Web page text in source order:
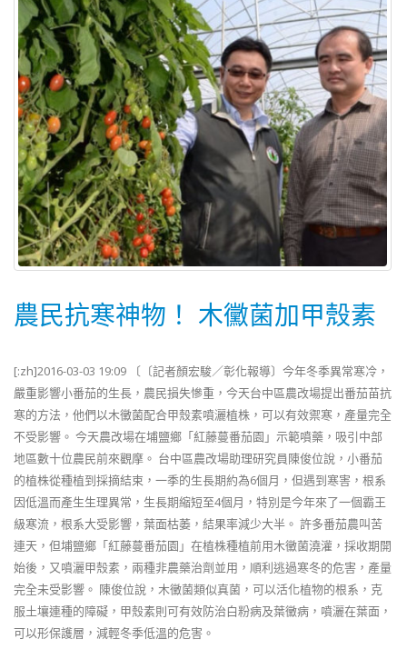
農民抗寒神物！ 木黴菌加甲殼素
[:zh]2016-03-03 19:09 〔〔記者顏宏駿／彰化報導〕今年冬季異常寒冷，
嚴重影響小番茄的生長，農民損失慘重，今天台中區農改場提出番茄苗抗
寒的方法，他們以木黴菌配合甲殼素噴灑植株，可以有效禦寒，產量完全
不受影響。 今天農改場在埔鹽鄉「紅藤蔓番茄園」示範噴藥，吸引中部
地區數十位農民前來觀摩。 台中區農改場助理研究員陳俊位說，小番茄
的植株從種植到採摘結束，一季的生長期約為6個月，但遇到寒害，根系
因低溫而產生生理異常，生長期縮短至4個月，特別是今年來了一個霸王
級寒流，根系大受影響，葉面枯萎，結果率減少大半。 許多番茄農叫苦
連天，但埔鹽鄉「紅藤蔓番茄園」在植株種植前用木黴菌澆灌，採收期開
始後，又噴灑甲殼素，兩種非農藥治劑並用，順利逃過寒冬的危害，產量
完全未受影響。 陳俊位說，木黴菌類似真菌，可以活化植物的根系，克
服土壤連種的障礙，甲殼素則可有效防治白粉病及葉黴病，噴灑在葉面，
可以形保護層，減輕冬季低溫的危害。